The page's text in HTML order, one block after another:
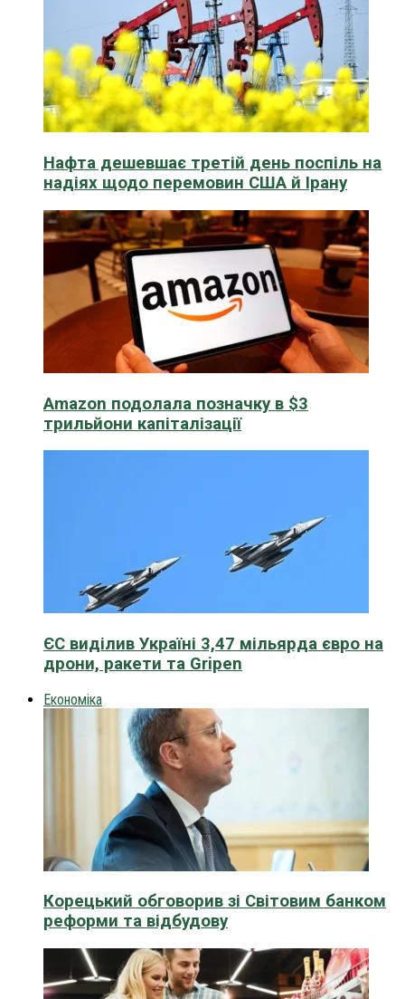
Нафта дешевшає третій день поспіль на
надіях щодо перемовин США й Ірану
Amazon подолала позначку в $3
трильйони капіталізації
ЄС виділив Україні 3,47 мільярда євро на
дрони, ракети та Gripen
Економіка
Корецький обговорив зі Світовим банком
реформи та відбудову